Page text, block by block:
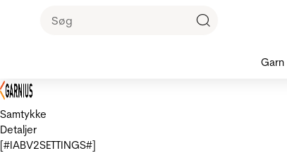
Samtykke
Detaljer
[#IABV2SETTINGS#]
Garn